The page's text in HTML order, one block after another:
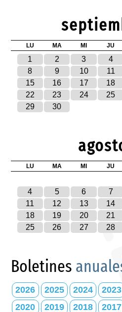
LU MA MI JU
1 2 3 4
8
9 10 11
15
16 17 18
22
23 24 25
29
30
LU MA MI JU
4
5 6 7
11
12 13 14
18
19 20 21
25
26 27 28
Boletines
2026 2025 2024 2023
2020
2019 2018 2017